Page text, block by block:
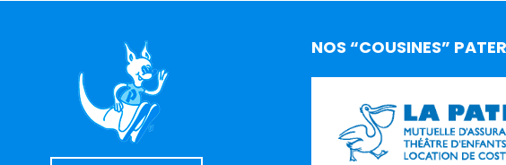
NOS “COUSINES”